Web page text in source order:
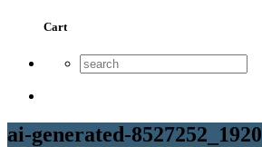
Cart
ai-generated-8527252_1920